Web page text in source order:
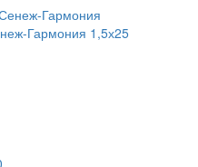
Гармония 1,5х25